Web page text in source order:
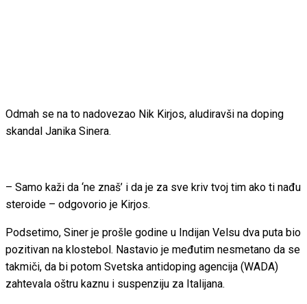
Odmah se na to nadovezao Nik Kirjos, aludiravši na doping
skandal Janika Sinera.
– Samo kaži da ‘ne znaš’ i da je za sve kriv tvoj tim ako ti nađu
steroide – odgovorio je Kirjos.
Podsetimo, Siner je prošle godine u Indijan Velsu dva puta bio
pozitivan na klostebol. Nastavio je međutim nesmetano da se
takmiči, da bi potom Svetska antidoping agencija (WADA)
zahtevala oštru kaznu i suspenziju za Italijana.